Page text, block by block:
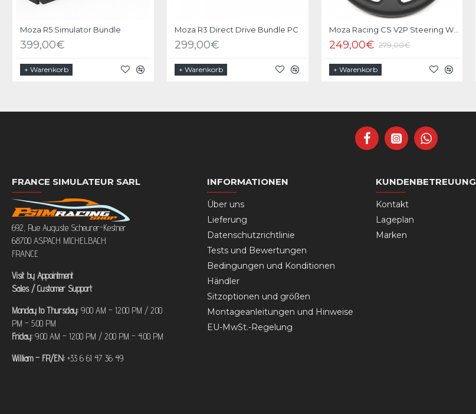
Moza R5 Simulator Bundle
399,00€
+ Warenkorb
Moza R3 Direct Drive Bundle PC
299,00€
+ Warenkorb
Moza Racing CS V2P Steering Wheel
249,00€ 279,00€
+ Warenkorb
FRANCE SIMULATEUR SARL
692, Rue Auguste Scheurer-Kestner
68700 ASPACH MICHELBACH
FRANCE
Visit by Appointment
Sales / Customer Support
Monday to Thursday: 9:00 AM – 12:00 PM / 2:00
PM – 5:00 PM
Friday: 9:00 AM – 12:00 PM / 2:00 PM – 4:00 PM
William – FR/EN: +33 6 61 47 36 49
INFORMATIONEN
Über uns
Lieferung
Datenschutzrichtlinie
Tests und Bewertungen
Bedingungen und Konditionen
Händler
Sitzoptionen und größen
Montageanleitungen und Hinweise
EU-MwSt.-Regelung
KUNDENBETREUUNG
Kontakt
Lageplan
Marken